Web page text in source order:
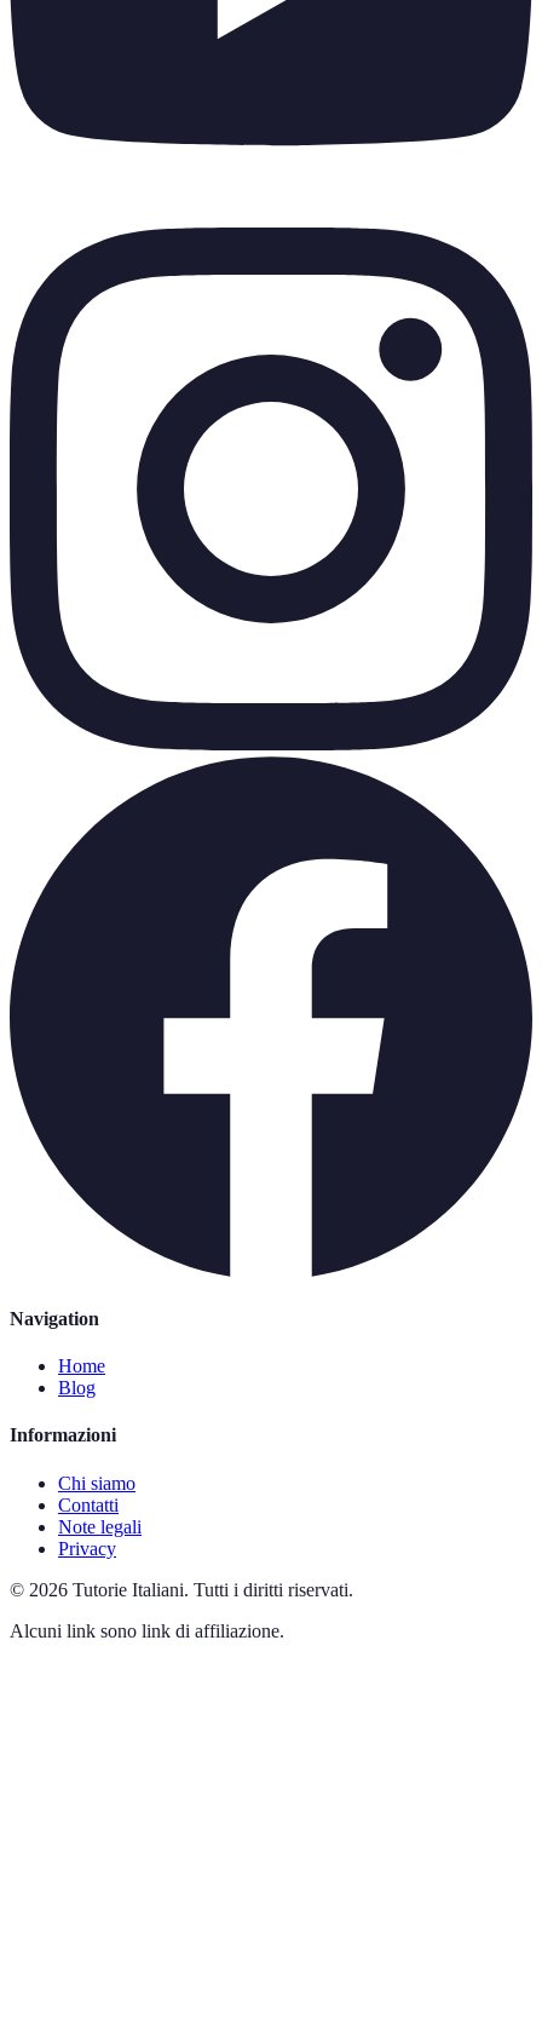
Navigation
Home
Blog
Informazioni
Chi siamo
Contatti
Note legali
Privacy
© 2026 Tutorie Italiani. Tutti i diritti riservati.
Alcuni link sono link di affiliazione.